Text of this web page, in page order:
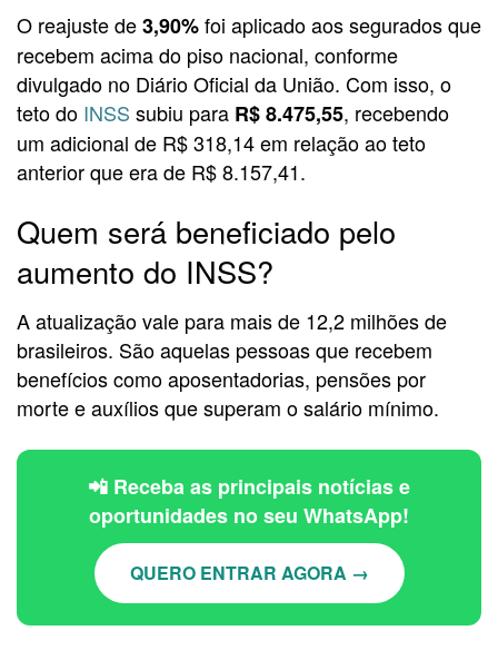
O reajuste de3,90%foi aplicado aos segurados que
recebem acima do piso nacional, conforme
divulgado no Diário Oficial da União. Com isso, o
teto do INSS subiu para R$ 8.475,55, recebendo
um adicional de R$ 318,14 em relação ao teto
anterior que era de R$ 8.157,41.
Quem será beneficiado pelo
aumento do INSS?
A atualização vale para mais de 12,2 milhões de
brasileiros. São aquelas pessoas que recebem
benefícios como aposentadorias, pensões por
morte e auxílios que superam o salário mínimo.
📲 Receba as principais notícias e
oportunidades no seu WhatsApp!
QUERO ENTRAR AGORA →